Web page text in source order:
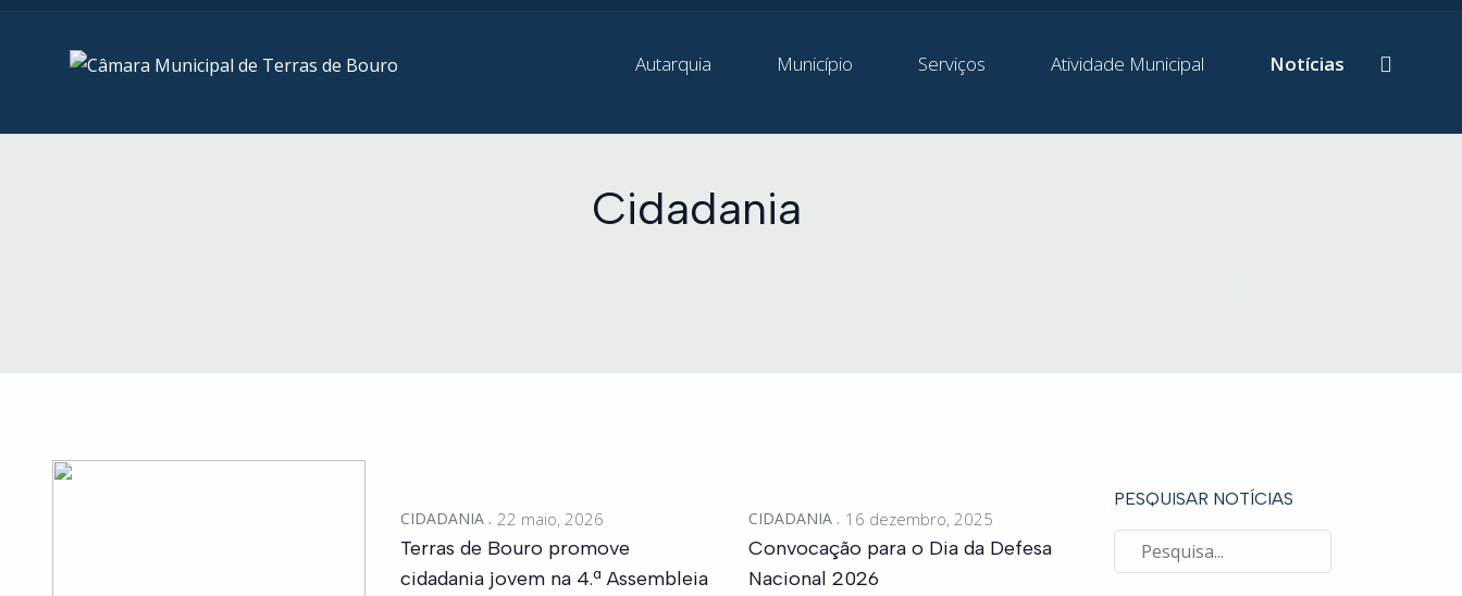
Autarquia Município Serviços Atividade Municipal Notícias
Cidadania
CIDADANIA 22 maio, 2026
Terras de Bouro promove
cidadania jovem na 4.ª Assembleia
CIDADANIA 16 dezembro, 2025
Convocação para o Dia da Defesa
Nacional 2026
PESQUISAR NOTÍCIAS